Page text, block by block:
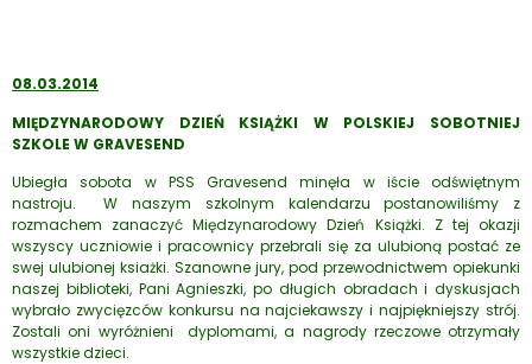
08.03.2014
MIĘDZYNARODOWY DZIEŃ KSIĄŻKI W POLSKIEJ SOBOTNIEJ
SZKOLE W GRAVESEND
Ubiegła sobota w PSS Gravesend minęła w iście odświętnym
nastroju. W naszym szkolnym kalendarzu postanowiliśmy z
rozmachem zanaczyć Międzynarodowy Dzień Książki. Z tej okazji
wszyscy uczniowie i pracownicy przebrali się za ulubioną postać ze
swej ulubionej ksiażki. Szanowne jury, pod przewodnictwem opiekunki
naszej biblioteki, Pani Agnieszki, po długich obradach i dyskusjach
wybrało zwycięzców konkursu na najciekawszy i najpiękniejszy strój.
Zostali oni wyróżnieni dyplomami, a nagrody rzeczowe otrzymały
wszystkie dzieci.